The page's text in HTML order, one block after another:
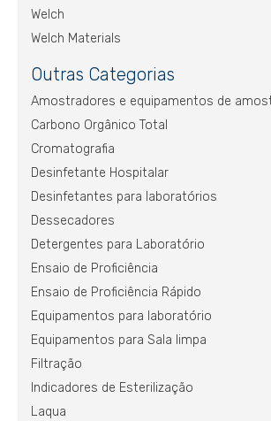
Welch
Welch Materials
Outras Categorias
Amostradores e equipamentos de
Carbono Orgânico Total
Cromatografia
Desinfetante Hospitalar
Desinfetantes para laboratórios
Dessecadores
Detergentes para Laboratório
Ensaio de Proficiência
Ensaio de Proficiência Rápido
Equipamentos para laboratório
Equipamentos para Sala limpa
Filtração
Indicadores de Esterilização
Laqua